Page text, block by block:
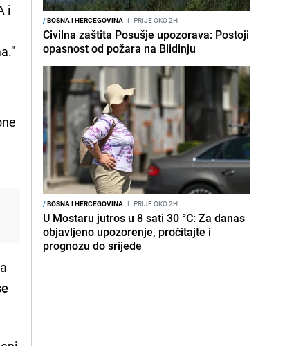
i
/BOSNA I HERCEGOVINA I PRIJE OKO 2H
Civilna zaštita Posušje upozorava: Postoji
opasnost od požara na Blidinju
/BOSNA I HERCEGOVINA I PRIJE OKO 2H
U Mostaru jutros u 8 sati 30 °C: Za danas
objavljeno upozorenje, pročitajte i
prognozu do srijede